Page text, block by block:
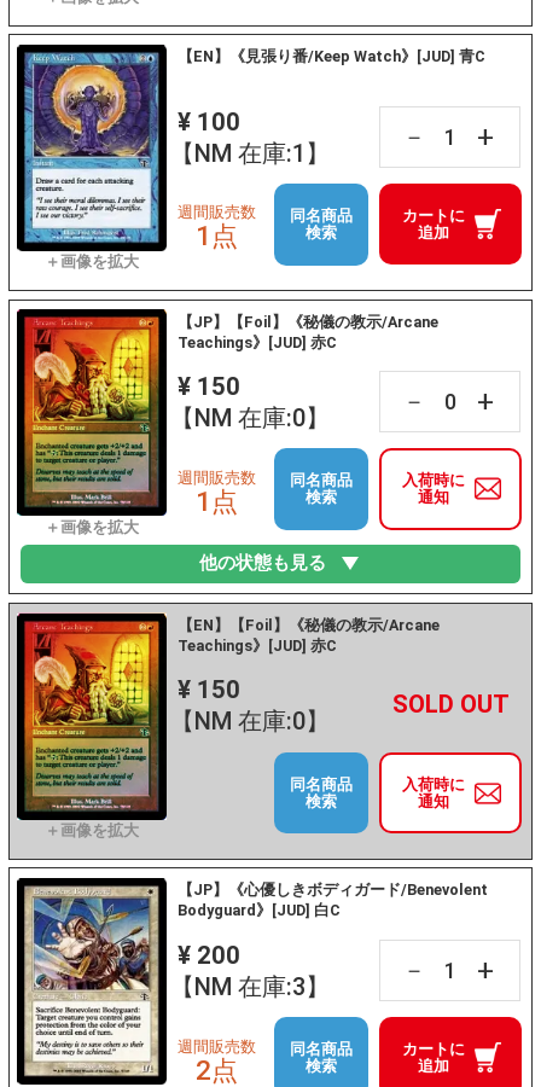
【EN】《見張り番/Keep Watch》[JUD] 青C
¥ 100
【NM 在庫:1】
－ +
カートに
追加
週間販売数
1点
同名商品
検索
【JP】【Foil】《秘儀の教示/Arcane
Teachings》[JUD] 赤C
¥ 150
【NM 在庫:0】
－ +
入荷時に
通知
週間販売数
1点
同名商品
検索
他の状態も見る
【EN】【Foil】《秘儀の教示/Arcane
Teachings》[JUD] 赤C
¥ 150
【NM 在庫:0】
－ +
入荷時に
通知
同名商品
検索
【JP】《心優しきボディガード/Benevolent
Bodyguard》[JUD] 白C
¥ 200
【NM 在庫:3】
－ +
カートに
追加
週間販売数
2点
同名商品
検索